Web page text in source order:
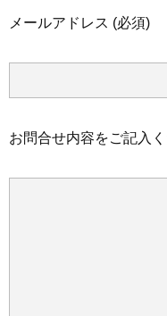
メールアドレス (必須)
お問合せ内容をご記入く